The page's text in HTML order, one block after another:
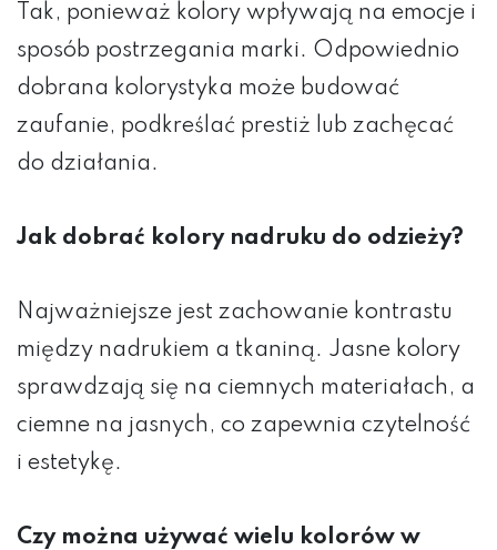
Tak, ponieważ kolory wpływają na emocje i
sposób postrzegania marki. Odpowiednio
dobrana kolorystyka może budować
zaufanie, podkreślać prestiż lub zachęcać
do działania.
Jak dobrać kolory nadruku do odzieży?
Najważniejsze jest zachowanie kontrastu
między nadrukiem a tkaniną. Jasne kolory
sprawdzają się na ciemnych materiałach, a
ciemne na jasnych, co zapewnia czytelność
i estetykę.
Czy można używać wielu kolorów w